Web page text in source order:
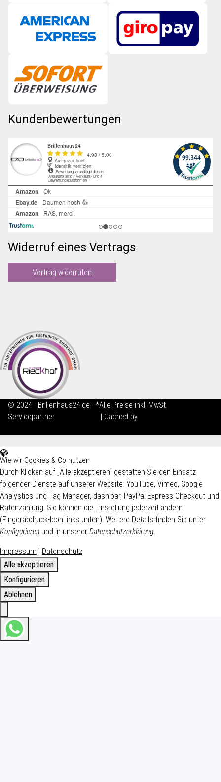
Kundenbewertungen
Widerruf eines Vertrags
Vertrag widerrufen
© 2024 - Brillenhaus24.de - *Alle Preise inkl. MwSt.
Servicepartner
| Cached by
Wie wir Cookies & Co nutzen
Durch Klicken auf „Alle akzeptieren“ gestatten Sie den Einsatz
folgender Dienste auf unserer Website: YouTube, Vimeo, Google
Analystics und Tag Manager, dash.bar, PayPal Express Checkout und
Ratenzahlung. Sie können die Einstellung jederzeit ändern
(Fingerabdruck-Icon links unten). Weitere Details finden Sie unter
Konfigurieren und in unserer Datenschutzerklärung.
Impressum
Datenschutz
Alle akzeptieren
Konfigurieren
Ablehnen